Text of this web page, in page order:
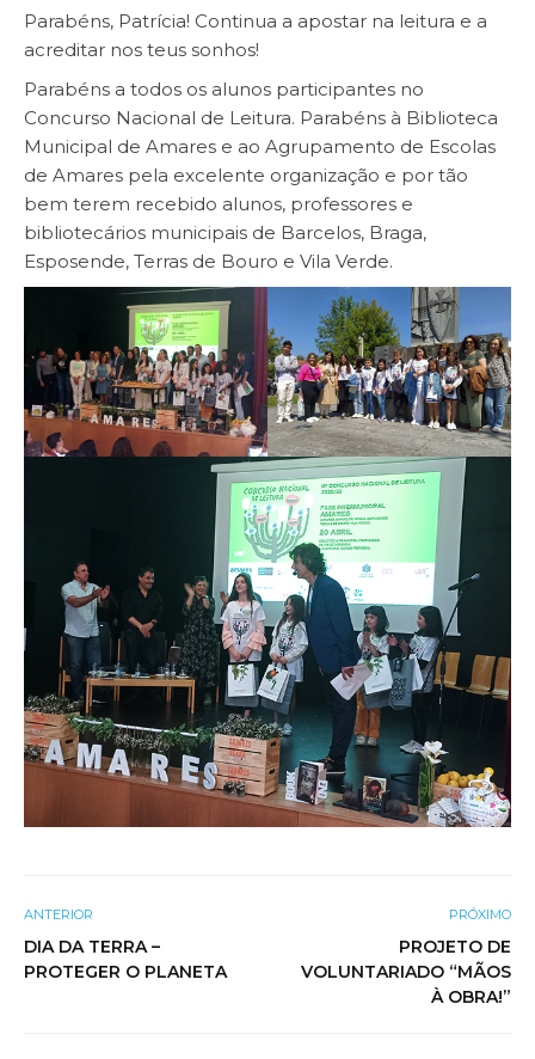
Parabéns, Patrícia! Continua a apostar na leitura e a
acreditar nos teus sonhos!
Parabéns a todos os alunos participantes no
Concurso Nacional de Leitura. Parabéns à Biblioteca
Municipal de Amares e ao Agrupamento de Escolas
de Amares pela excelente organização e por tão
bem terem recebido alunos, professores e
bibliotecários municipais de Barcelos, Braga,
Esposende, Terras de Bouro e Vila Verde.
ANTERIOR
DIA DA TERRA –
PROTEGER O PLANETA
PRÓXIMO
PROJETO DE
VOLUNTARIADO “MÃOS
À OBRA!”